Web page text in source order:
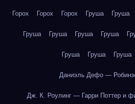
Горох Горох Горох Груша Груша
Груша Груша Груша Груша
Груша Груша Груша
Даниэль Дефо —
Дж. К. Роулинг — Гарри Поттер и